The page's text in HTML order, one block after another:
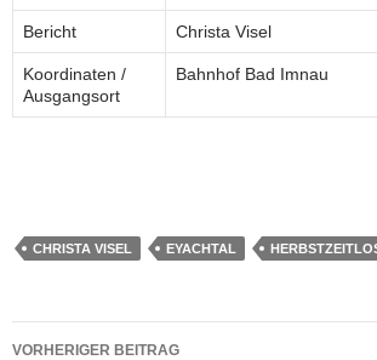
Bericht Christa Visel
Koordinaten /
Ausgangsort
Bahnhof Bad Imnau
CHRISTA VISEL EYACHTAL
Beitragsnavigation
VORHERIGER BEITRAG